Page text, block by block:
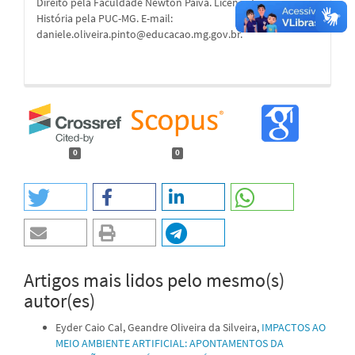
História pela PUC-MG. E-mail:
daniele.oliveira.pinto@educacao.mg.gov.br.
0 0
Artigos mais lidos pelo mesmo(s)
autor(es)
Eyder Caio Cal, Geandre Oliveira da Silveira, IMPACTOS AO
MEIO AMBIENTE ARTIFICIAL: APONTAMENTOS DA